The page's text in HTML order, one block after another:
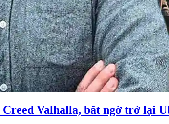
Creed Valhalla, bất ngờ trở lại